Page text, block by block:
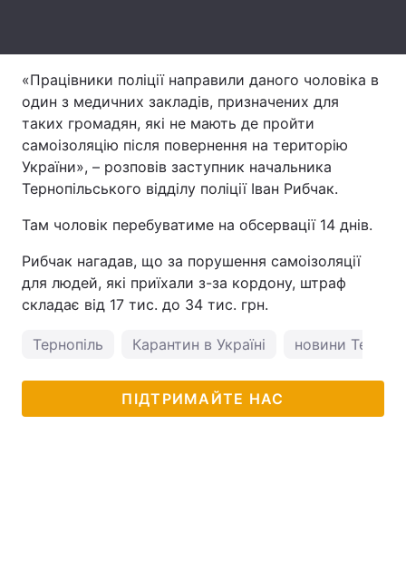
«Працівники поліції направили даного чоловіка в
один з медичних закладів, призначених для
таких громадян, які не мають де пройти
самоізоляцію після повернення на територію
України», – розповів заступник начальника
Тернопільського відділу поліції Іван Рибчак.
Там чоловік перебуватиме на обсервації 14 днів.
Рибчак нагадав, що за порушення самоізоляції
для людей, які приїхали з-за кордону, штраф
складає від 17 тис. до 34 тис. грн.
Тернопіль Карантин в Україні новини
ПІДТРИМАЙТЕ НАС